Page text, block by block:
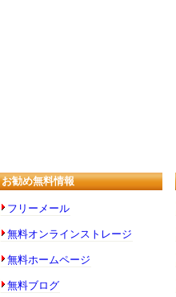
お勧め無料情報
フリーメール
無料オンラインストレージ
無料ホームページ
無料ブログ